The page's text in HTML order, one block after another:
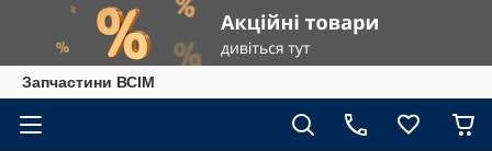
Запчастини ВСІМ